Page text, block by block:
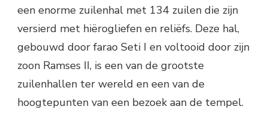
een enorme zuilenhal met 134 zuilen die zijn
versierd met hiërogliefen en reliëfs. Deze hal,
gebouwd door farao Seti I en voltooid door zijn
zoon Ramses II, is een van de grootste
zuilenhallen ter wereld en een van de
hoogtepunten van een bezoek aan de tempel.